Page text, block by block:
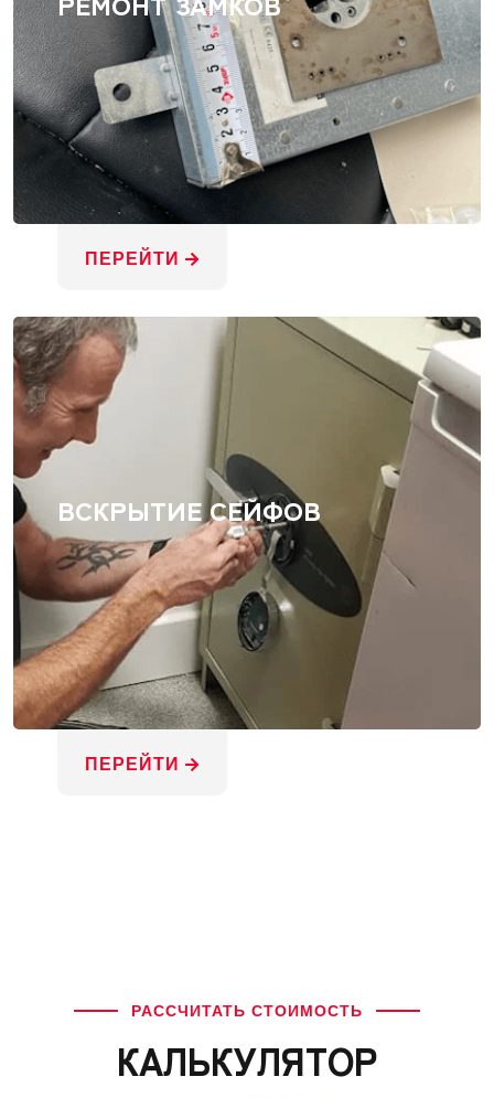
ПЕРЕЙТИ
ВСКРЫТИЕ СЕЙФОВ
ПЕРЕЙТИ
РАССЧИТАТЬ СТОИМОСТЬ
КАЛЬКУЛЯТОР